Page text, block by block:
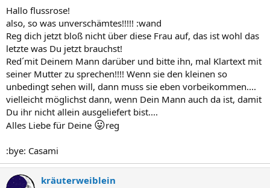
Hallo flussrose!
also, so was unverschämtes!!!!! :wand
Reg dich jetzt bloß nicht über diese Frau auf, das ist wohl das
letzte was Du jetzt brauchst!
Red´mit Deinem Mann darüber und bitte ihn, mal Klartext mit
seiner Mutter zu sprechen!!!! Wenn sie den kleinen so
unbedingt sehen will, dann muss sie eben vorbeikommen....
vielleicht möglichst dann, wenn Dein Mann auch da ist, damit
Du ihr nicht allein ausgeliefert bist....
Alles Liebe für Deine 😛reg
:bye: Casami
kräuterweiblein